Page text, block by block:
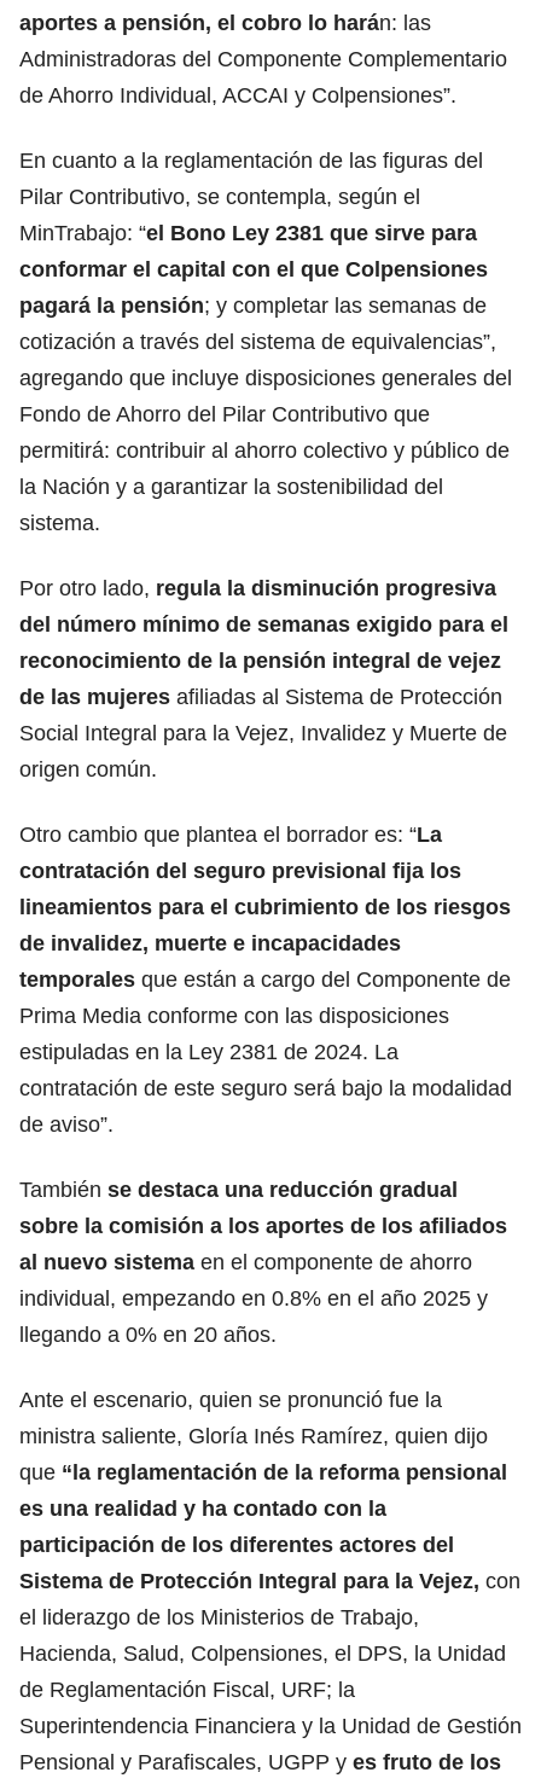
aportes a pensión, el cobro lo harán: las
Administradoras del Componente Complementario
de Ahorro Individual, ACCAI y Colpensiones”.
En cuanto a la reglamentación de las figuras del
Pilar Contributivo, se contempla, según el
MinTrabajo: “el Bono Ley 2381 que sirve para
conformar el capital con el que Colpensiones
pagará la pensión; y completar las semanas de
cotización a través del sistema de equivalencias”,
agregando que incluye disposiciones generales del
Fondo de Ahorro del Pilar Contributivo que
permitirá: contribuir al ahorro colectivo y público de
la Nación y a garantizar la sostenibilidad del
sistema.
Por otro lado, regula la disminución progresiva
del número mínimo de semanas exigido para el
reconocimiento de la pensión integral de vejez
de las mujeres afiliadas al Sistema de Protección
Social Integral para la Vejez, Invalidez y Muerte de
origen común.
Otro cambio que plantea el borrador es: “La
contratación del seguro previsional fija los
lineamientos para el cubrimiento de los riesgos
de invalidez, muerte e incapacidades
temporales que están a cargo del Componente de
Prima Media conforme con las disposiciones
estipuladas en la Ley 2381 de 2024. La
contratación de este seguro será bajo la modalidad
de aviso”.
También se destaca una reducción gradual
sobre la comisión a los aportes de los afiliados
al nuevo sistema en el componente de ahorro
individual, empezando en 0.8% en el año 2025 y
llegando a 0% en 20 años.
Ante el escenario, quien se pronunció fue la
ministra saliente, Gloría Inés Ramírez, quien dijo
que “la reglamentación de la reforma pensional
es una realidad y ha contado con la
participación de los diferentes actores del
Sistema de Protección Integral para la Vejez, con
el liderazgo de los Ministerios de Trabajo,
Hacienda, Salud, Colpensiones, el DPS, la Unidad
de Reglamentación Fiscal, URF; la
Superintendencia Financiera y la Unidad de Gestión
Pensional y Parafiscales, UGPP y es fruto de los